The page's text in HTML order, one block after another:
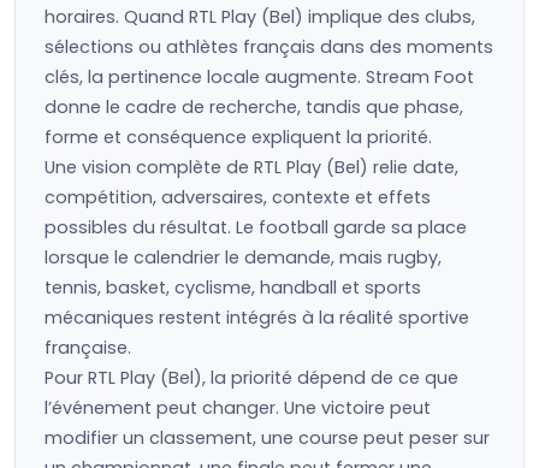
horaires. Quand RTL Play (Bel) implique des clubs,
sélections ou athlètes français dans des moments
clés, la pertinence locale augmente. Stream Foot
donne le cadre de recherche, tandis que phase,
forme et conséquence expliquent la priorité.
Une vision complète de RTL Play (Bel) relie date,
compétition, adversaires, contexte et effets
possibles du résultat. Le football garde sa place
lorsque le calendrier le demande, mais rugby,
tennis, basket, cyclisme, handball et sports
mécaniques restent intégrés à la réalité sportive
française.
Pour RTL Play (Bel), la priorité dépend de ce que
l’événement peut changer. Une victoire peut
modifier un classement, une course peut peser sur